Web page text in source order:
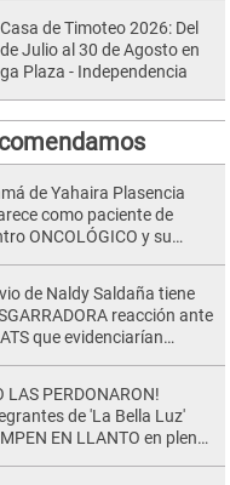
de Timoteo 2026: Del
Julio al 30 de Agosto en
Plaza - Independencia
de Yahaira Plasencia
como paciente de
ONCOLÓGICO y su
de Naldy Saldaña tiene
reacción ante
que evidenciarían
LAS PERDONARON!
de 'La Bella Luz'
EN LLANTO en pleno